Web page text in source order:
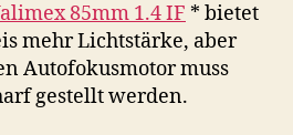
85mm 1.4 IF * bietet
mehr Lichtstärke, aber
Autofokusmotor muss
gestellt werden.